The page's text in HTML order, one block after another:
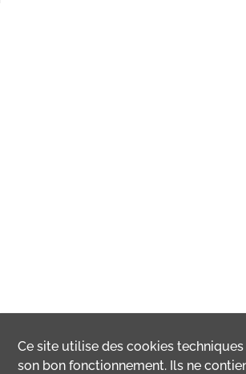
Ce site utilise descookies techniques
son bon fonctionnement. Ils ne